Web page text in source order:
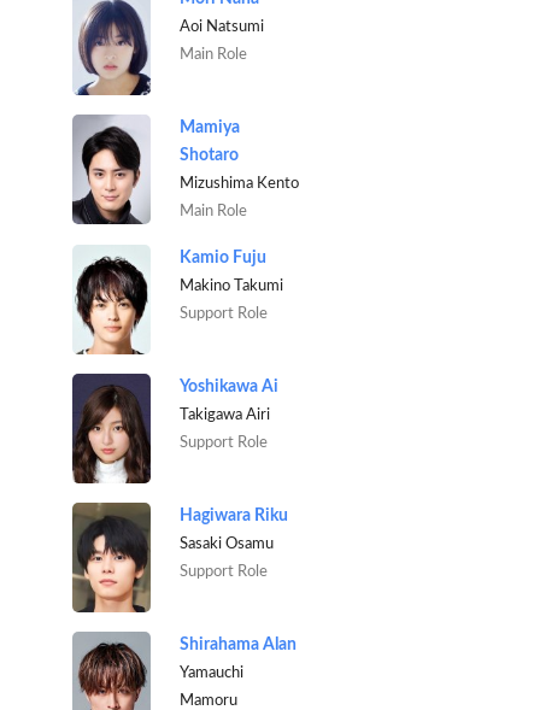
Aoi Natsumi
Main Role
Mamiya
Shotaro
Mizushima Kento
Main Role
Kamio Fuju
Makino Takumi
Support Role
Yoshikawa Ai
Takigawa Airi
Support Role
Hagiwara Riku
Sasaki Osamu
Support Role
Shirahama Alan
Yamauchi
Mamoru